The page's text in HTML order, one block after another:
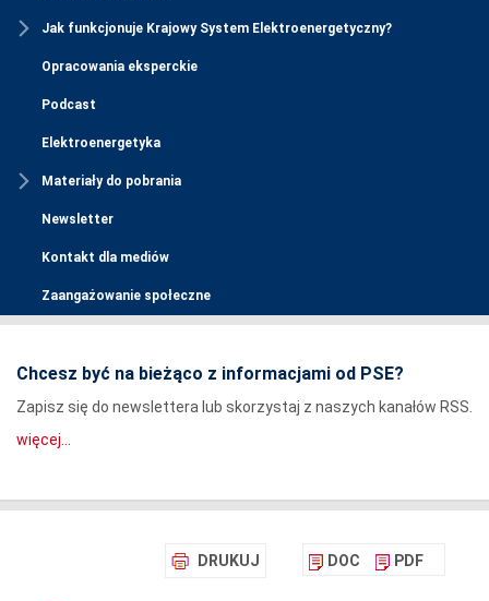
Jak funkcjonuje Krajowy System Elektroenergetyczny?
Opracowania eksperckie
Podcast
Elektroenergetyka
Materiały do pobrania
Newsletter
Kontakt dla mediów
Zaangażowanie społeczne
Chcesz być na bieżąco z informacjami od PSE?
Zapisz się do newslettera lub skorzystaj z naszych kanałów RSS.
więcej...
DRUKUJ DOC PDF